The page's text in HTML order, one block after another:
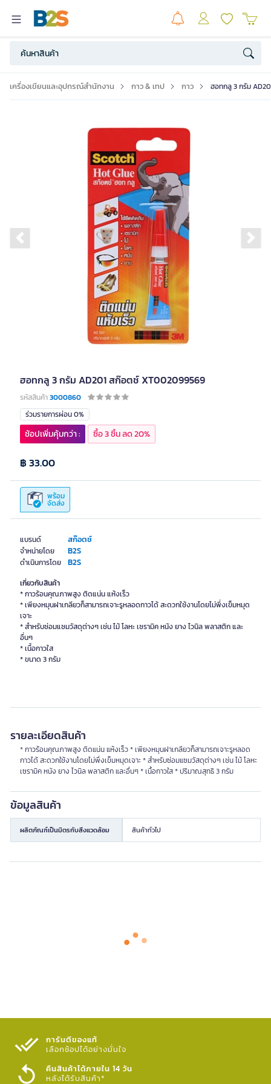
เครื่องเขียนและอุปกรณ์สำนักงาน กาว & เทป กาว ฮอทกลู 3 กรัม
Previous slide
ฮอทกลู 3 กรัม AD201 สก๊อตช์ XT002099569
รหัสสินค้า3000860
แบรนด์ สก๊อตช์
จำหน่ายโดย B2S
ดำเนินการโดย B2S
ร่วมรายการผ่อน 0%
พร้อม
จัดส่ง
฿ 33.00
ช้อปเพิ่มคุ้มกว่า : ซื้อ 3 ชิ้น ลด 20%
เกี่ยวกับสินค้า
* กาวร้อนคุณภาพสูง ติดแน่น แห้งเร็ว
* เพียงหมุนฝาเกลียวก็สามารถเจาะรูหลอดกาวได้ สะดวกใช้งานโดยไม่พึ่งเข็มหมุด
เจาะ
* สำหรับซ่อมแซมวัสดุต่างๆ เช่น ไม้ โลหะ เซรามิค หนัง ยาง ไวนิล พลาสติก และ
อื่นๆ
* เนื้อกาวใส
* ขนาด 3 กรัม
รายละเอียดสินค้า
* กาวร้อนคุณภาพสูง ติดแน่น แห้งเร็ว * เพียงหมุนฝาเกลียวก็สามารถเจาะรูหลอด
กาวได้ สะดวกใช้งานโดยไม่พึ่งเข็มหมุดเจาะ * สำหรับซ่อมแซมวัสดุต่างๆ เช่น ไม้ โลหะ
เซรามิค หนัง ยาง ไวนิล พลาสติก และอื่นๆ * เนื้อกาวใส * ปริมาณสุทธิ 3 กรัม
ข้อมูลสินค้า
ผลิตภัณฑ์เป็นมิตรกับสิ่งแวดล้อม สินค้าทั่วไป
การันตีของแท้
เลือกช้อปได้อย่างมั่นใจ​
คืนสินค้าได้ภายใน 14 วัน
หลังได้รับสินค้า*